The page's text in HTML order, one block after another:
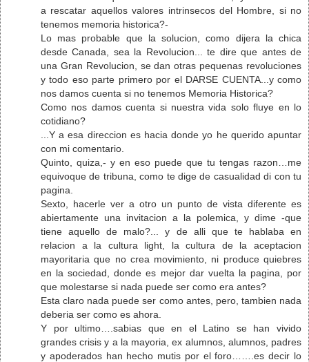
a rescatar aquellos valores intrinsecos del Hombre, si no
tenemos memoria historica?-
Lo mas probable que la solucion, como dijera la chica
desde Canada, sea la Revolucion... te dire que antes de
una Gran Revolucion, se dan otras pequenas revoluciones
y todo eso parte primero por el DARSE CUENTA...y como
nos damos cuenta si no tenemos Memoria Historica?
Como nos damos cuenta si nuestra vida solo fluye en lo
cotidiano?
...Y a esa direccion es hacia donde yo he querido apuntar
con mi comentario.
Quinto, quiza,- y en eso puede que tu tengas razon…me
equivoque de tribuna, como te dige de casualidad di con tu
pagina.
Sexto, hacerle ver a otro un punto de vista diferente es
abiertamente una invitacion a la polemica, y dime -que
tiene aquello de malo?... y de alli que te hablaba en
relacion a la cultura light, la cultura de la aceptacion
mayoritaria que no crea movimiento, ni produce quiebres
en la sociedad, donde es mejor dar vuelta la pagina, por
que molestarse si nada puede ser como era antes?
Esta claro nada puede ser como antes, pero, tambien nada
deberia ser como es ahora.
Y por ultimo….sabias que en el Latino se han vivido
grandes crisis y a la mayoria, ex alumnos, alumnos, padres
y apoderados han hecho mutis por el foro…….es decir lo